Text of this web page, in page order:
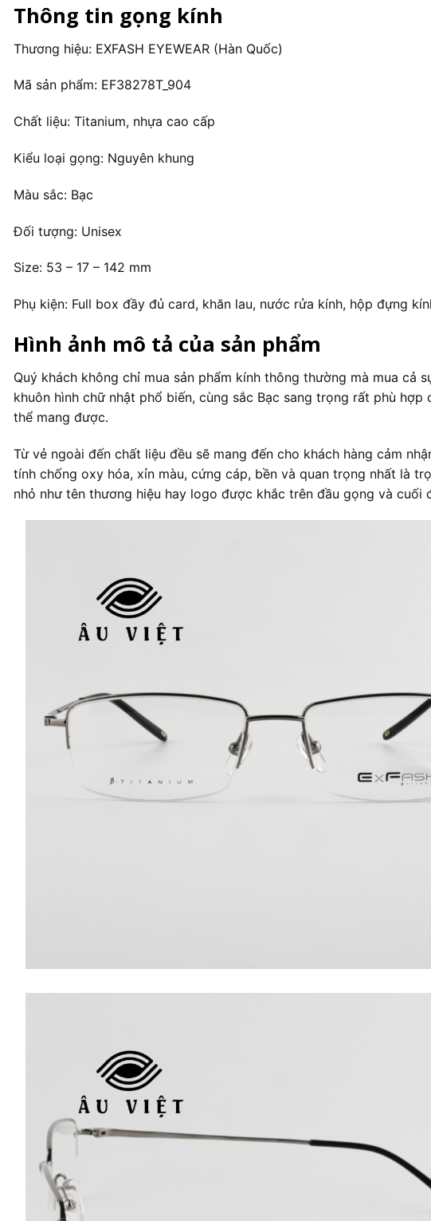
Thông tin gọng kính
Thương hiệu: EXFASH EYEWEAR (Hàn Quốc)
Mã sản phẩm: EF38278T_904
Chất liệu: Titanium, nhựa cao cấp
Kiểu loại gọng: Nguyên khung
Màu sắc: Bạc
Đối tượng: Unisex
Size: 53 – 17 – 142 mm
Phụ kiện: Full box đầy đủ card, khăn lau, nước rửa kính, hộp đựng
Hình ảnh mô tả của sản phẩm
Quý khách không chỉ mua sản phẩm kính thông thường mà mua
khuôn hình chữ nhật phổ biến, cùng sắc Bạc sang trọng rất phù
thể mang được.
Từ vẻ ngoài đến chất liệu đều sẽ mang đến cho khách hàng cảm
tính chống oxy hóa, xỉn màu, cứng cáp, bền và quan trọng nhất là
nhỏ như tên thương hiệu hay logo được khắc trên đầu gọng và